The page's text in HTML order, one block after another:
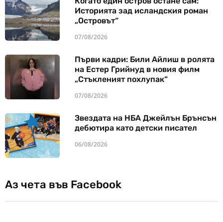
Историята зад исландския роман
„Островът“
07/08/2026
Първи кадри: Били Айлиш в ролята
на Естер Грийнуд в новия филм
„Стъкленият похлупак“
07/08/2026
Звездата на НБА Джейлън Брънсън
дебютира като детски писател
06/08/2026
Аз чета във Facebook